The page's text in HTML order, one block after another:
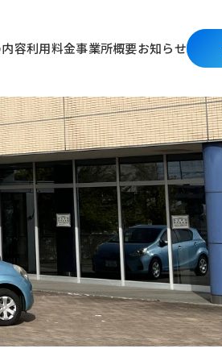
容利用料金事業所概要お知らせ